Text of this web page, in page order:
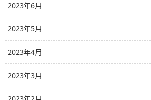
2023年6月
2023年5月
2023年4月
2023年3月